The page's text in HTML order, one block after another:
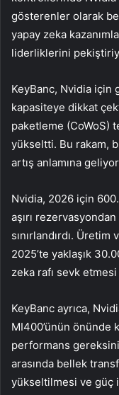
gösterenler olarak
yapay zeka
liderliklerini
KeyBanc, Nvidia için
kapasiteye dikkat
paketleme (CoWoS)
yükseltti. Bu rakam,
artış anlamına
Nvidia, 2026 için
aşırı
sınırlandırdı.
2025’te yaklaşık
zeka rafı sevk
KeyBanc ayrıca,
MI400’ünün önünde
performans
arasında bellek
yükseltilmesi ve güç